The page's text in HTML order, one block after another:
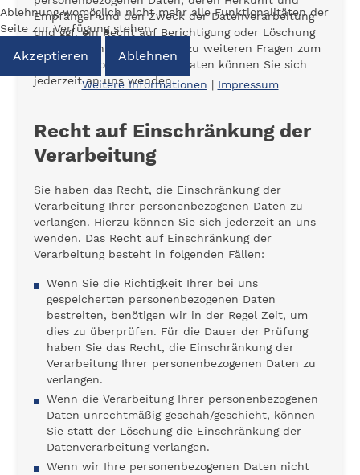
Empfänger und den Zweck der Datenverarbeitung
und ggf. ein Recht auf Berichtigung oder Löschung
dieser Daten. Hierzu sowie zu weiteren Fragen zum
Thema personenbezogene Daten können Sie sich
jederzeit an uns wenden.
Recht auf Einschränkung der
Verarbeitung
Sie haben das Recht, die Einschränkung der
Verarbeitung Ihrer personenbezogenen Daten zu
verlangen. Hierzu können Sie sich jederzeit an uns
wenden. Das Recht auf Einschränkung der
Verarbeitung besteht in folgenden Fällen:
Wenn Sie die Richtigkeit Ihrer bei uns
gespeicherten personenbezogenen Daten
bestreiten, benötigen wir in der Regel Zeit, um
dies zu überprüfen. Für die Dauer der Prüfung
haben Sie das Recht, die Einschränkung der
Verarbeitung Ihrer personenbezogenen Daten zu
verlangen.
Wenn die Verarbeitung Ihrer personenbezogenen
Daten unrechtmäßig geschah/geschieht, können
Sie statt der Löschung die Einschränkung der
Datenverarbeitung verlangen.
Wenn wir Ihre personenbezogenen Daten nicht
Ablehnung womöglich nicht mehr alle Funktionalitäten der
Seite zur Verfügung stehen.
Akzeptieren Ablehnen
Weitere Informationen | Impressum